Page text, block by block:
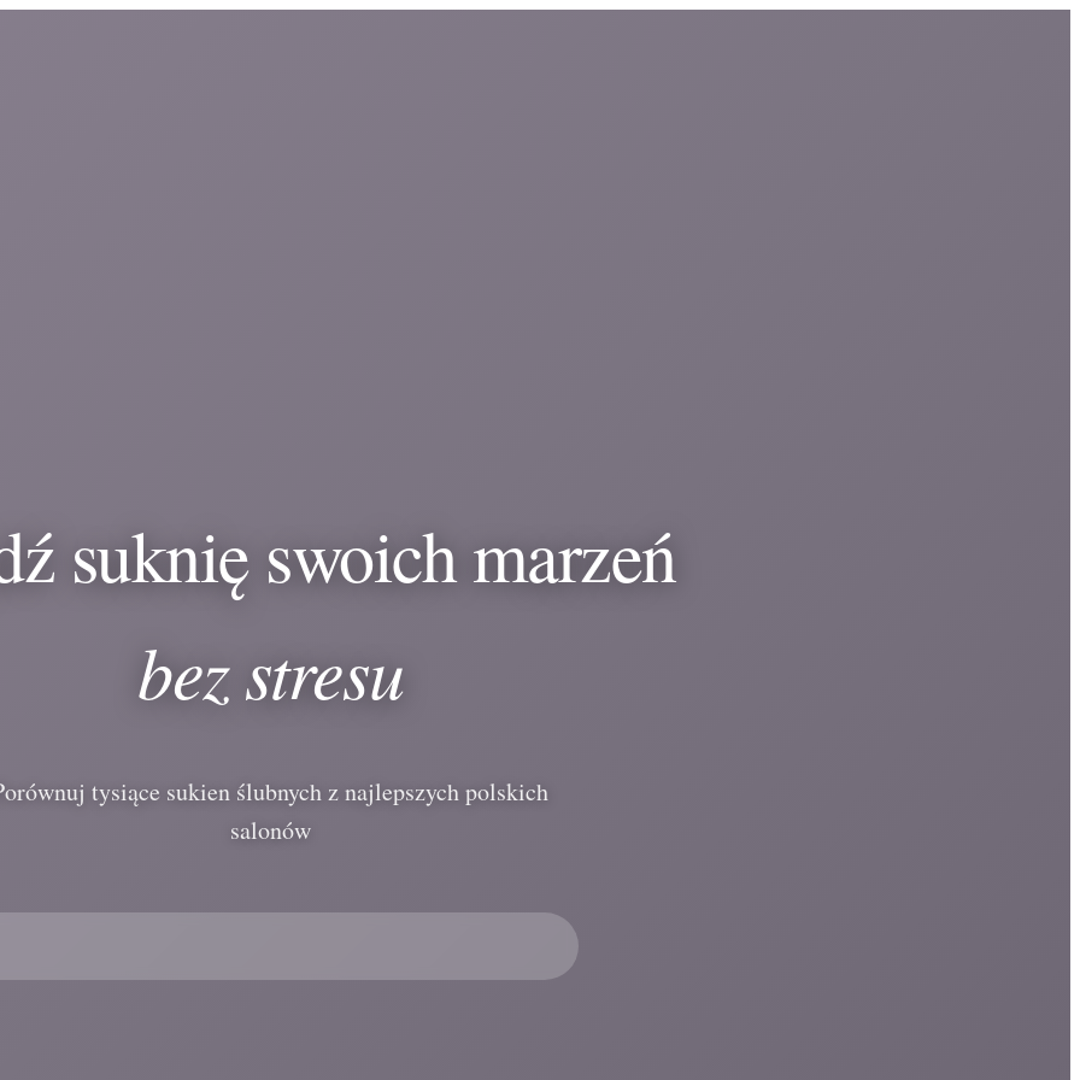
suknię swoich marzeń
bez stresu
tysiące sukien ślubnych z najlepszych polskich
salonów